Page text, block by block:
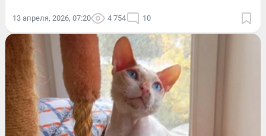
13 апреля, 2026, 07:20 4 754 10